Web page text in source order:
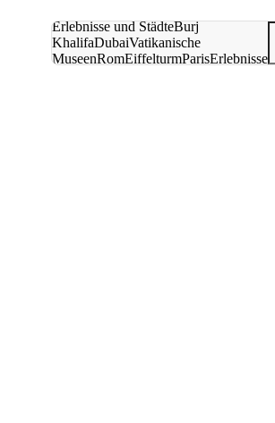
Erlebnisse und StädteBurj
KhalifaDubaiVatikanische
MuseenRomEiffelturmParisErlebnisse